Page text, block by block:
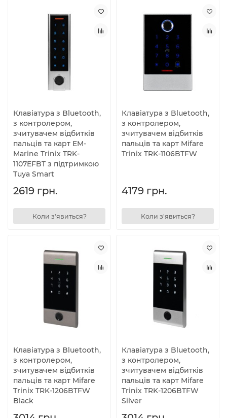
Клавіатура з Bluetooth,
з контролером,
зчитувачем відбитків
пальців та карт EM-
Marine Trinix TRK-
1107EFBT з підтримкою
Tuya Smart
2619 грн.
Коли з'явиться?
Клавіатура з Bluetooth,
з контролером,
зчитувачем відбитків
пальців та карт Mifare
Trinix TRK-1106BTFW
4179 грн.
Коли з'явиться?
Клавіатура з Bluetooth,
з контролером,
зчитувачем відбитків
пальців та карт Mifare
Trinix TRK-1206BTFW
Black
Клавіатура з Bluetooth,
з контролером,
зчитувачем відбитків
пальців та карт Mifare
Trinix TRK-1206BTFW
Silver